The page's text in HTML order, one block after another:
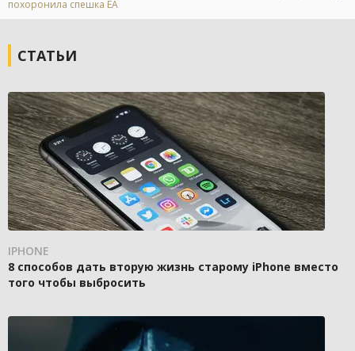
похоронила спешка EA
СТАТЬИ
IPHONE
8 способов дать вторую жизнь старому iPhone вместо
того чтобы выбросить